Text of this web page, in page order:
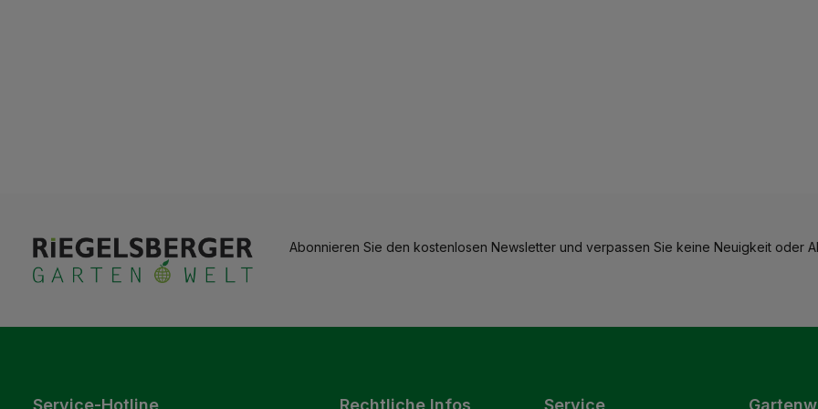
Abonnieren Sie den kostenlosen Newsletter und verpassen Sie keine Neuigkeit oder
Service-Hotline Rechtliche Infos Service